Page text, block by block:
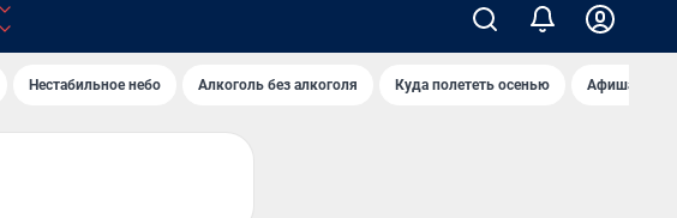
Нестабильное небо Алкоголь без алкоголя Куда полететь осенью Афиша на